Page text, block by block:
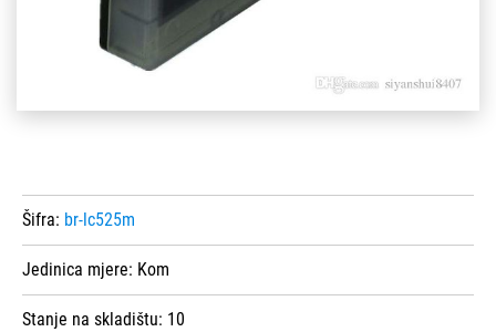
Šifra: br-lc525m
Jedinica mjere: Kom
Stanje na skladištu: 10